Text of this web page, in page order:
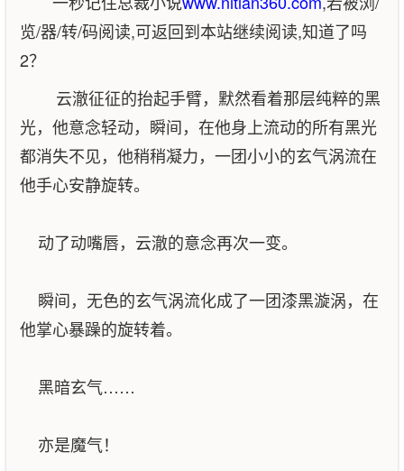
览/器/转/码阅读,可返回到本站继续阅读,知道了吗
2？
云澈征征的抬起手臂，默然看着那层纯粹的黑
光，他意念轻动，瞬间，在他身上流动的所有黑光
都消失不见，他稍稍凝力，一团小小的玄气涡流在
他手心安静旋转。
动了动嘴唇，云澈的意念再次一变。
瞬间，无色的玄气涡流化成了一团漆黑漩涡，在
他掌心暴躁的旋转着。
黑暗玄气……
亦是魔气！